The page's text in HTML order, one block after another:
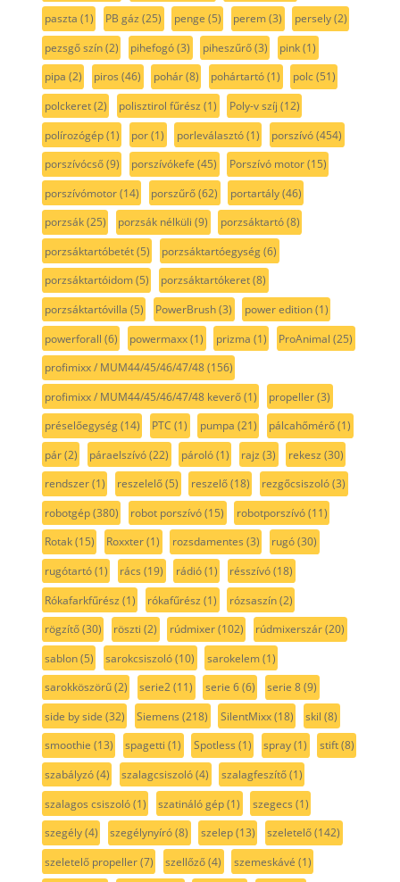
paszta (1) PB gáz (25) penge (5) perem(3) persely(2)
pezsgő szín(2) pihefogó(3) piheszűrő(3) pink(1)
pipa (2) piros (46) pohár(8) pohártartó(1) polc(51)
polckeret(2) polisztirol fűrész (1) Poly-v szíj (12)
polírozógép(1) por(1) porleválasztó(1) porszívó(454)
porszívócső(9) porszívókefe (45) Porszívó motor(15)
porszívómotor(14) porszűrő(62) portartály(46)
porzsák(25) porzsák nélküli (9) porzsáktartó(8)
porzsáktartóbetét(5) porzsáktartóegység(6)
porzsáktartóidom(5) porzsáktartókeret(8)
porzsáktartóvilla (5) PowerBrush(3) power edition(1)
powerforall (6) powermaxx(1) prizma (1) ProAnimal (25)
profimixx / MUM44/45/46/47/48(156)
profimixx / MUM44/45/46/47/48 keverő(1) propeller(3)
préselőegység(14) PTC (1) pumpa (21) pálcahőmérő(1)
pár(2) páraelszívó(22) pároló(1) rajz (3) rekesz (30)
rendszer(1) reszelelő(5) reszelő(18) rezgőcsiszoló(3)
robotgép(380) robot porszívó(15) robotporszívó(11)
Rotak(15) Roxxter(1) rozsdamentes (3) rugó(30)
rugótartó(1) rács (19) rádió(1) résszívó(18)
Rókafarkfűrész (1) rókafűrész (1) rózsaszín(2)
rögzítő(30) röszti (2) rúdmixer(102) rúdmixerszár(20)
sablon(5) sarokcsiszoló(10) sarokelem(1)
sarokköszörű(2) serie2(11) serie 6(6) serie 8(9)
side by side (32) Siemens (218) SilentMixx(18) skil (8)
smoothie (13) spagetti (1) Spotless (1) spray(1) stift(8)
szabályzó(4) szalagcsiszoló(4) szalagfeszítő(1)
szalagos csiszoló(1) szatináló gép(1) szegecs (1)
szegély(4) szegélynyíró(8) szelep(13) szeletelő(142)
szeletelő propeller(7) szellőző(4) szemeskávé (1)